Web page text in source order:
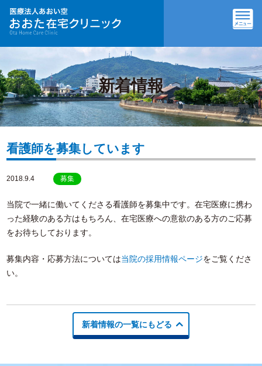
新着情報
看護師を募集しています
2018.9.4 募集
当院で一緒に働いてくださる看護師を募集中です。在宅医療に携わ
った経験のある方はもちろん、在宅医療への意欲のある方のご応募
をお待ちしております。
募集内容・応募方法については当院の採用情報ページをご覧くださ
い。
新着情報の一覧にもどる